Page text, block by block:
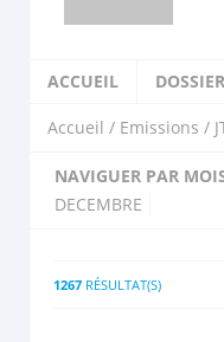
ACCUEIL
Accueil / Emissions /
NAVIGUER PAR
DECEMBRE
1267 RÉSULTAT(S)